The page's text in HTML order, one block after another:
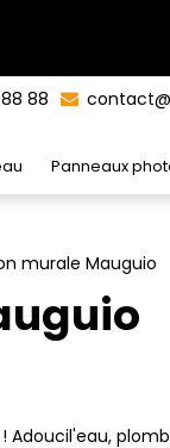
88
Panneaux
murale Mauguio
Adoucil'eau,